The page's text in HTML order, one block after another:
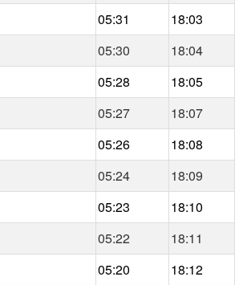
05:31
18:03
05:30
18:04
05:28
18:05
05:27
18:07
05:26
18:08
05:24
18:09
05:23
18:10
05:22
18:11
05:20
18:12